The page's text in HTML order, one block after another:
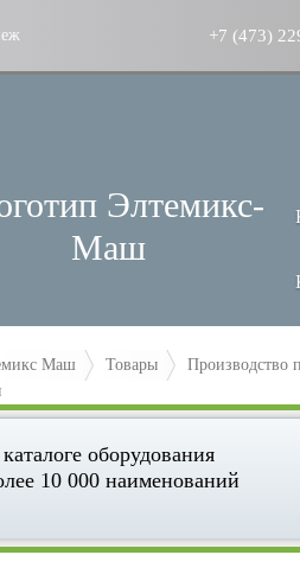
+7 (473)
Маш Товары Производство
оборудования
10 000 наименований